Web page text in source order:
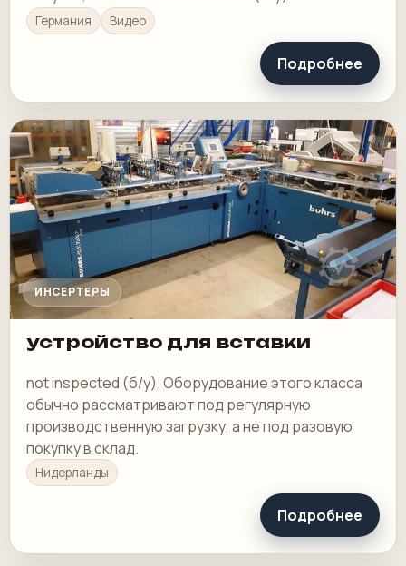
Германия Видео
Подробнее
ИНСЕРТЕРЫ
устройство для вставки
not inspected (б/у). Оборудование этого класса
обычно рассматривают под регулярную
производственную загрузку, а не под разовую
покупку в склад.
Нидерланды
Подробнее